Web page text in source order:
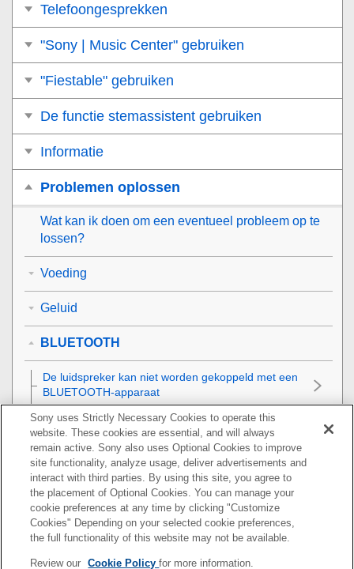
Telefoongesprekken
"Sony | Music Center" gebruiken
"Fiestable" gebruiken
De functie stemassistent gebruiken
Informatie
Problemen oplossen
Wat kan ik doen om een eventueel probleem op te
lossen?
Voeding
Geluid
BLUETOOTH
De luidspreker kan niet worden gekoppeld met een
BLUETOOTH-apparaat
De luidspreker kan niet worden verbonden met een
BLUETOOTH-apparaat via de One-touch (NFC)
verbindingsmethode
De luidspreker kan niet worden verbonden met een
BLUETOOTH-apparaat in de Stereo Pair-functie
Kan geen verbinding maken met een luidspreker in
de Party Connect-functie
Sony uses Strictly Necessary Cookies to operate this
website. These cookies are essential, and will always
remain active. Sony also uses Optional Cookies to improve
site functionality, analyze usage, deliver advertisements and
interact with third parties. By using this site, you agree to
the placement of Optional Cookies. You can manage your
cookie preferences at any time by clicking "Customize
Cookies" Depending on your selected cookie preferences,
the full functionality of this website may not be available.
Review our Cookie Policyfor more information.